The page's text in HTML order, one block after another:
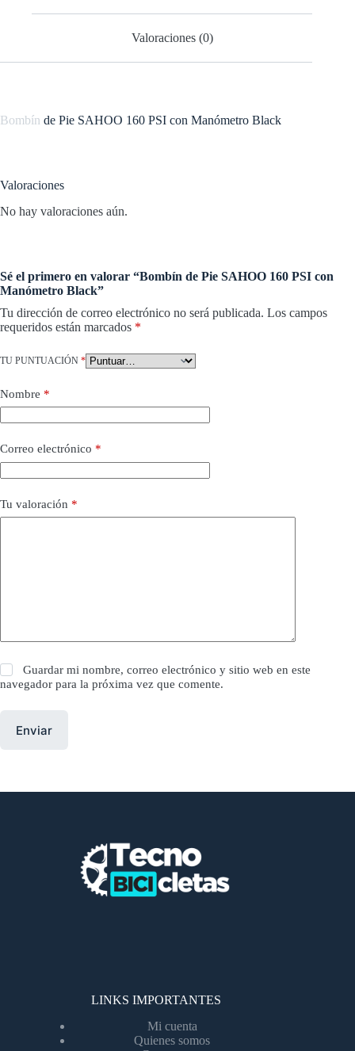
Valoraciones (0)
Bombín de Pie SAHOO 160 PSI con Manómetro Black
Valoraciones
No hay valoraciones aún.
Sé el primero en valorar “Bombín de Pie SAHOO 160 PSI con
Manómetro Black”
Tu dirección de correo electrónico no será publicada. Los campos
requeridos están marcados *
TU PUNTUACIÓN *
Nombre *
Correo electrónico *
Tu valoración *
Guardar mi nombre, correo electrónico y sitio web en este
navegador para la próxima vez que comente.
Enviar
LINKS IMPORTANTES
Mi cuenta
Quienes somos